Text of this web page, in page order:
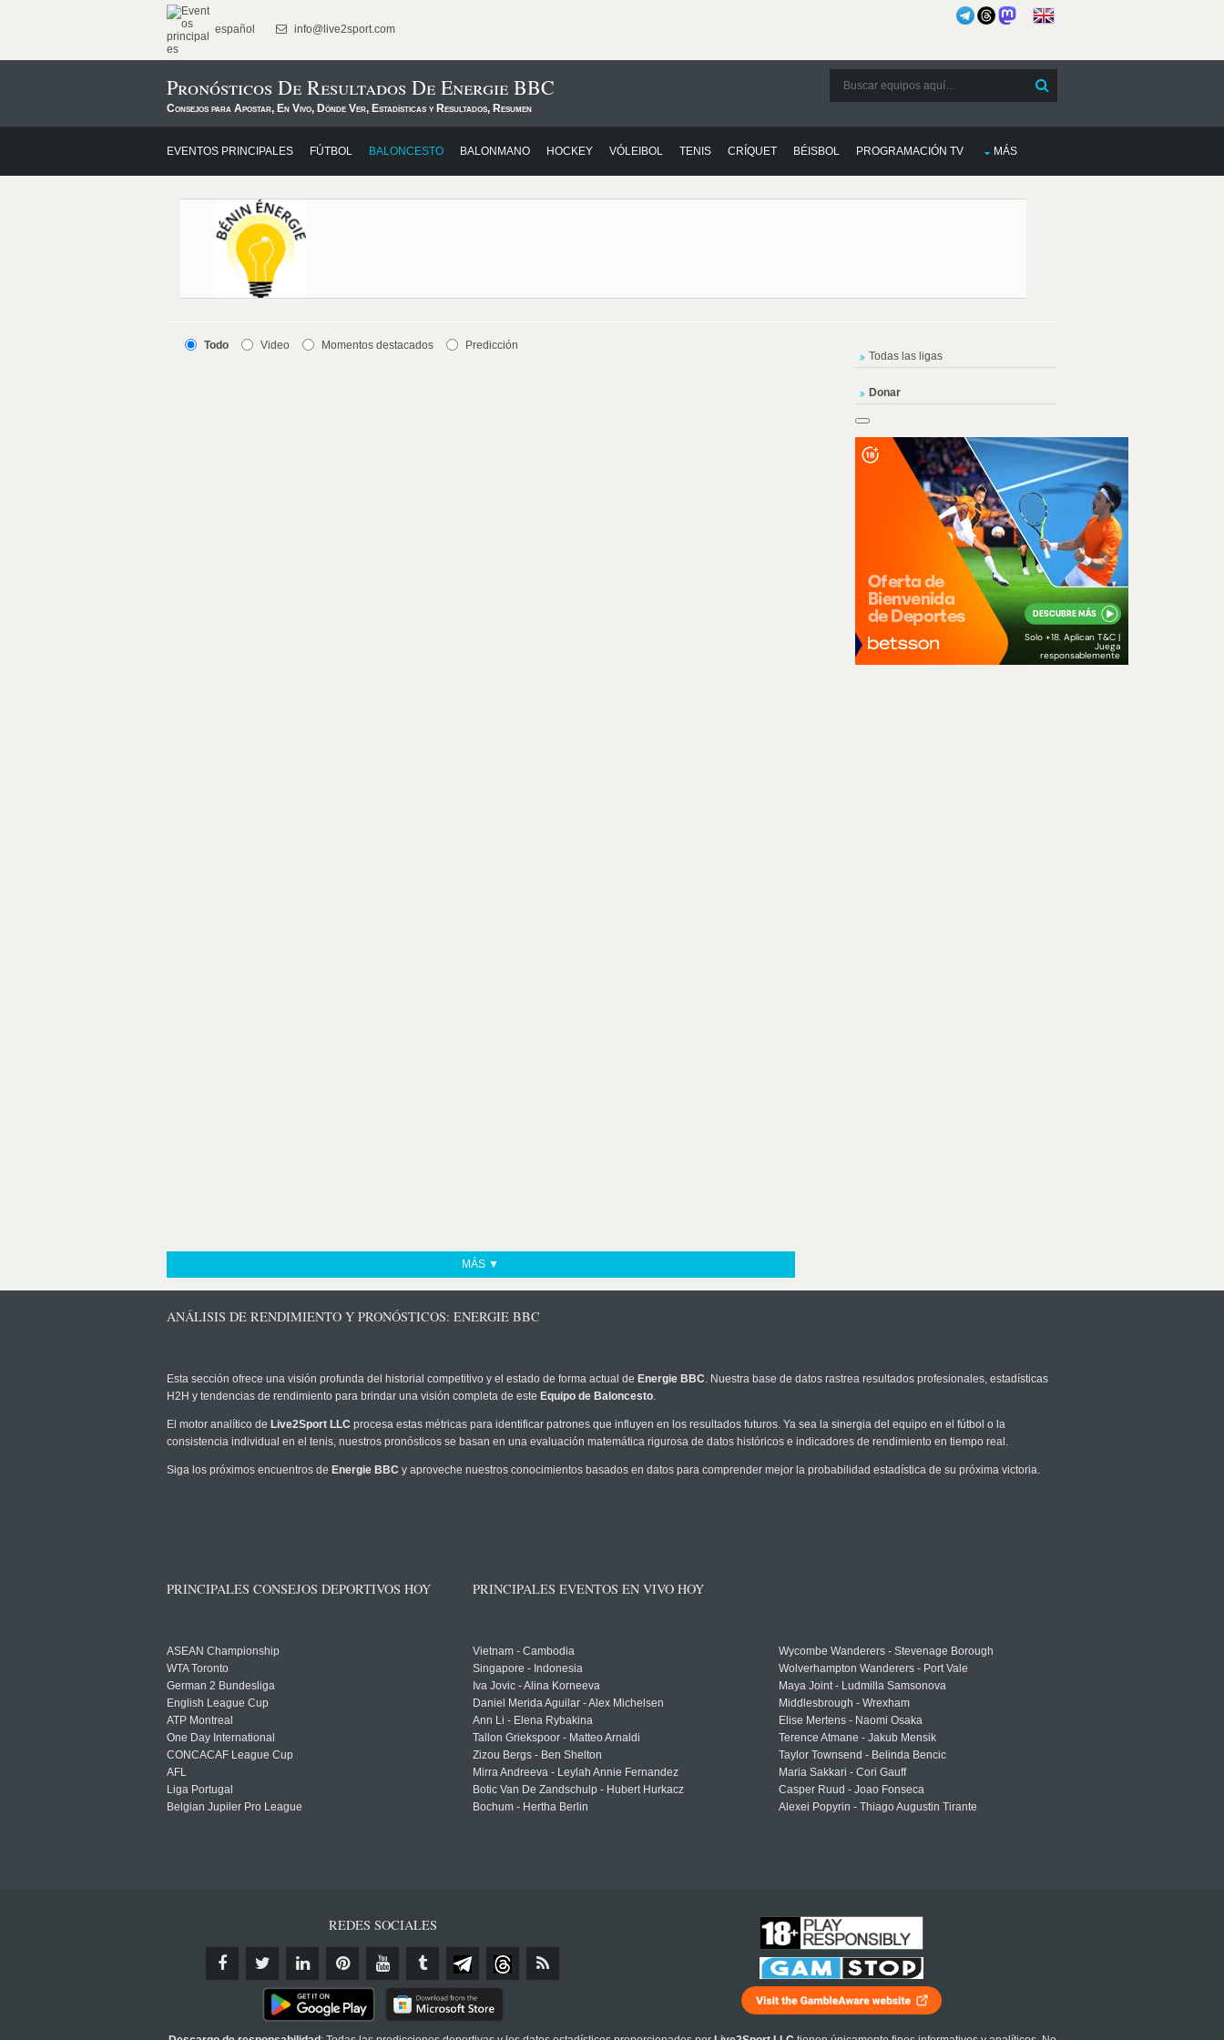
español info@live2sport.com
Pronósticos De Resultados De Energie BBC
Consejos para Apostar, En Vivo, Dónde Ver, Estadísticas y Resultados, Resumen
EVENTOS PRINCIPALES FÚTBOL BALONCESTO BALONMANO HOCKEY VÓLEIBOL TENIS CRÍQUET BÉISBOL PROGRAMACIÓN TV MÁS
Todo Video Momentos destacados Predicción
MÁS ▼
Todas las ligas
Donar
ANÁLISIS DE RENDIMIENTO Y PRONÓSTICOS: ENERGIE BBC
Esta sección ofrece una visión profunda del historial competitivo y el estado de forma actual de Energie BBC. Nuestra base de datos rastrea resultados profesionales, estadísticas
H2H y tendencias de rendimiento para brindar una visión completa de este Equipo de Baloncesto.
El motor analítico de Live2Sport LLC procesa estas métricas para identificar patrones que influyen en los resultados futuros. Ya sea la sinergia del equipo en el fútbol o la
consistencia individual en el tenis, nuestros pronósticos se basan en una evaluación matemática rigurosa de datos históricos e indicadores de rendimiento en tiempo real.
Siga los próximos encuentros de Energie BBC y aproveche nuestros conocimientos basados en datos para comprender mejor la probabilidad estadística de su próxima victoria.
PRINCIPALES CONSEJOS DEPORTIVOS HOY
ASEAN Championship
WTA Toronto
German 2 Bundesliga
English League Cup
ATP Montreal
One Day International
CONCACAF League Cup
AFL
Liga Portugal
Belgian Jupiler Pro League
PRINCIPALES EVENTOS EN VIVO HOY
Vietnam - Cambodia
Singapore - Indonesia
Iva Jovic - Alina Korneeva
Daniel Merida Aguilar - Alex Michelsen
Ann Li - Elena Rybakina
Tallon Griekspoor - Matteo Arnaldi
Zizou Bergs - Ben Shelton
Mirra Andreeva - Leylah Annie Fernandez
Botic Van De Zandschulp - Hubert Hurkacz
Bochum - Hertha Berlin
Wycombe Wanderers - Stevenage Borough
Wolverhampton Wanderers - Port Vale
Maya Joint - Ludmilla Samsonova
Middlesbrough - Wrexham
Elise Mertens - Naomi Osaka
Terence Atmane - Jakub Mensik
Taylor Townsend - Belinda Bencic
Maria Sakkari - Cori Gauff
Casper Ruud - Joao Fonseca
Alexei Popyrin - Thiago Augustin Tirante
REDES SOCIALES